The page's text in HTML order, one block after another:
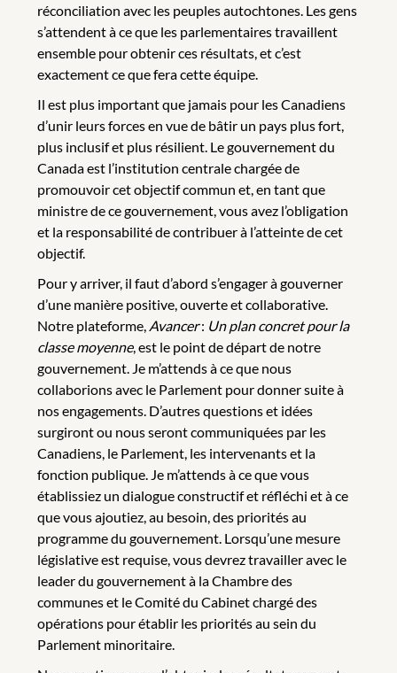
réconciliation avec les peuples autochtones. Les gens
s’attendent à ce que les parlementaires travaillent
ensemble pour obtenir ces résultats, et c’est
exactement ce que fera cette équipe.
Il est plus important que jamais pour les Canadiens
d’unir leurs forces en vue de bâtir un pays plus fort,
plus inclusif et plus résilient. Le gouvernement du
Canada est l’institution centrale chargée de
promouvoir cet objectif commun et, en tant que
ministre de ce gouvernement, vous avez l’obligation
et la responsabilité de contribuer à l’atteinte de cet
objectif.
Pour y arriver, il faut d’abord s’engager à gouverner
d’une manière positive, ouverte et collaborative.
Notre plateforme, Avancer: Un plan concret pour la
classe moyenne, est le point de départ de notre
gouvernement. Je m’attends à ce que nous
collaborions avec le Parlement pour donner suite à
nos engagements. D’autres questions et idées
surgiront ou nous seront communiquées par les
Canadiens, le Parlement, les intervenants et la
fonction publique. Je m’attends à ce que vous
établissiez un dialogue constructif et réfléchi et à ce
que vous ajoutiez, au besoin, des priorités au
programme du gouvernement. Lorsqu’une mesure
législative est requise, vous devrez travailler avec le
leader du gouvernement à la Chambre des
communes et le Comité du Cabinet chargé des
opérations pour établir les priorités au sein du
Parlement minoritaire.